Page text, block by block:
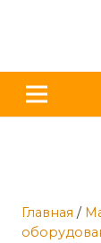
Главная /